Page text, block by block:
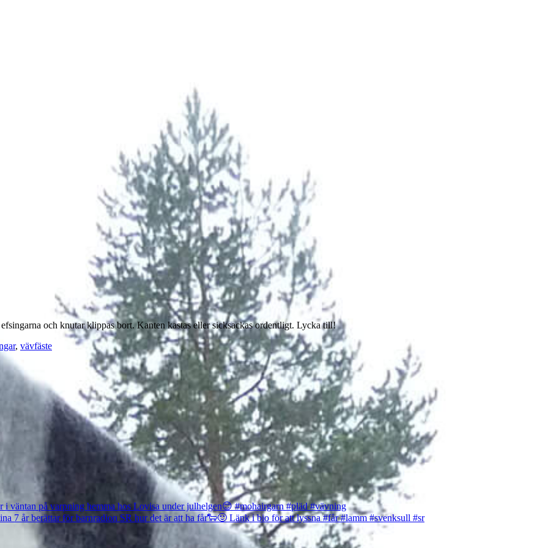
och knutar klippas bort. Kanten kastas eller sicksackas ordentligt. Lycka till!
, vävfäste